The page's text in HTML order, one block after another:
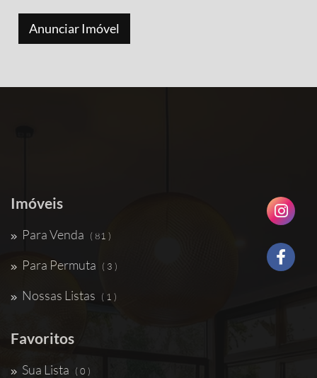
Imóveis
Para Venda ( 81 )
Para Permuta ( 3 )
Nossas Listas ( 1 )
Favoritos
Sua Lista ( 0 )